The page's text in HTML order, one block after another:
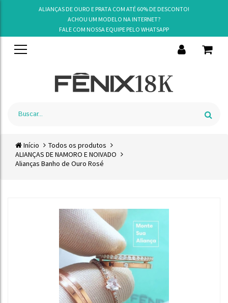
ALIANÇAS DE OURO E PRATA COM ATÉ 60% DE DESCONTO!
ACHOU UM MODELO NA INTERNET?
FALE COM NOSSA EQUIPE PELO WHATSAPP
Início
Todos os produtos
ALIANÇAS DE NAMORO E NOIVADO
Alianças Banho de Ouro Rosé